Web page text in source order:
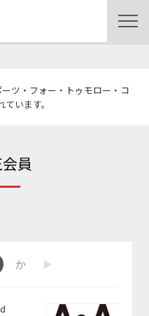
ーツ・フォー・トゥモロー・コ
います。
員
か さ